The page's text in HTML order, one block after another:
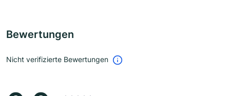
Bewertungen
Nicht verifizierte Bewertungen